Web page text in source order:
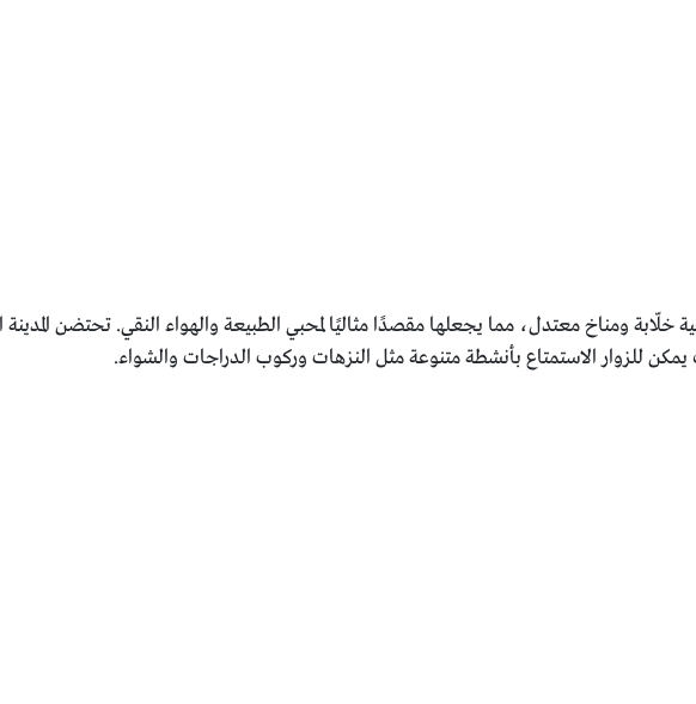
خلّابة ومناخ معتدل، مما يجعلها مقصدًا مثاليًا لمحبي الطبيعة والهواء النقي. تحتضن
للزوار الاستمتاع بأنشطة متنوعة مثل النزهات وركوب الدراجات والشواء.